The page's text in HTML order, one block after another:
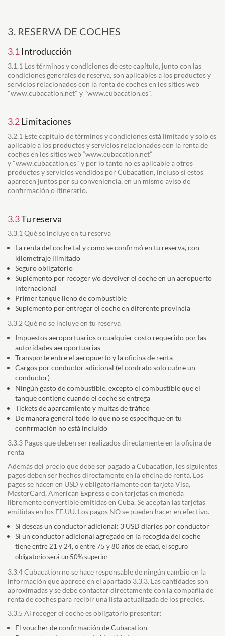
3. RESERVA DE COCHES
3.1 Introducción
3.1.1 Los términos y condiciones de este capítulo, junto con las
condiciones generales de reserva, son aplicables a los productos y
servicios relacionados con la renta de coches en los sitios web
"www.cubacation.net" y "www.cubacation.es".
3.2Limitaciones
3.2.1 Este capítulo de términos y condiciones está limitado y solo es
aplicable a los productos y servicios relacionados con la renta de
coches en los sitios web “www.cubacation.net”
y "www.cubacation.es" y por lo tanto no es aplicable a otros
productos y servicios vendidos por Cubacation, incluso si estos
aparecen juntos por su conveniencia, en un mismo aviso de
confirmación o itinerario.
3.3Tu reserva
3.3.1 Qué se incluye en tu reserva
La renta del coche tal y como se confirmó en tu reserva, con
kilometraje ilimitado
Seguro obligatorio
Suplemento por recoger y/o devolver el coche en un aeropuerto
internacional
Primer tanque lleno de combustible
Suplemento por entregar el coche en diferente provincia
3.3.2 Qué no se incluye en tu reserva
Impuestos aeroportuarios o cualquier costo requerido por las
autoridades aeroportuarias
Transporte entre el aeropuerto y la oficina de renta
Cargos por conductor adicional (el contrato solo cubre un
conductor)
Ningún gasto de combustible, excepto el combustible que el
tanque contiene cuando el coche se entrega
Tickets de aparcamiento y multas de tráfico
De manera general todo lo que no se especifique en tu
confirmación no está incluido
3.3.3 Pagos que deben ser realizados directamente en la oficina de
renta
Además del precio que debe ser pagado a Cubacation, los siguientes
pagos deben ser hechosdirectamente en la oficina de renta. Los
pagos se hacen en USD y obligatoriamente con tarjeta Visa,
MasterCard, American Express o con tarjetas en moneda
libremente convertible emitidas en Cuba. Se aceptan las tarjetas
emitidas en los EE.UU. Los pagos NO se pueden hacer en efectivo.
Si deseas un conductor adicional: 3 USD diarios por conductor
Si un conductor adicional agregado en la recogida del coche
tieneentre 21 y 24, o entre 75 y 80 años de edad, el seguro
obligatorio será un 50% superior
3.3.4 Cubacation no se hace responsable de ningún cambio en la
información que aparece en el apartado 3.3.3. Las cantidades son
aproximadas y se debe contactar directamente con la compañía de
renta de coches para recibir una lista actualizada de los precios.
3.3.5 Al recoger el coche es obligatorio presentar:
El voucher de confirmación de Cubacation